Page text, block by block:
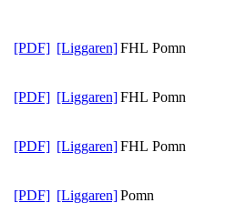
[PDF] [Liggaren]FHL Pomn
[PDF] [Liggaren]FHL Pomn
[PDF] [Liggaren]FHL Pomn
[PDF] [Liggaren]Pomn